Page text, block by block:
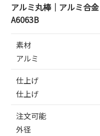
アルミ丸棒｜アルミ合金
A6063B
素材
アルミ
仕上げ
仕上げ
注文可能
外径